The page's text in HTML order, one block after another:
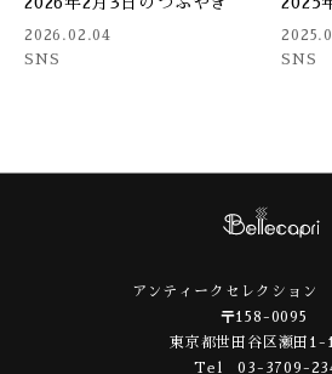
2026.02.04
SNS
SNS
アンティークセレクション
〒158-0095
東京都世田谷区瀬田
Tel 03-3709-